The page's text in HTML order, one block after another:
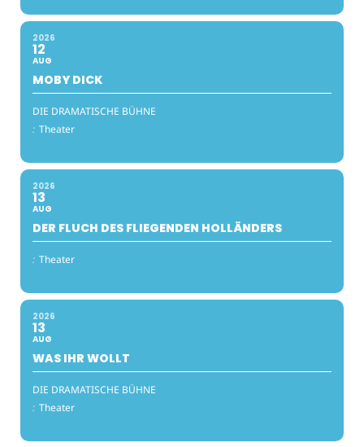
2026
12
AUG
MOBY DICK
DIE DRAMATISCHE BÜHNE
: Theater
2026
13
AUG
DER FLUCH DES FLIEGENDEN HOLLÄNDERS
: Theater
2026
13
AUG
WAS IHR WOLLT
DIE DRAMATISCHE BÜHNE
: Theater